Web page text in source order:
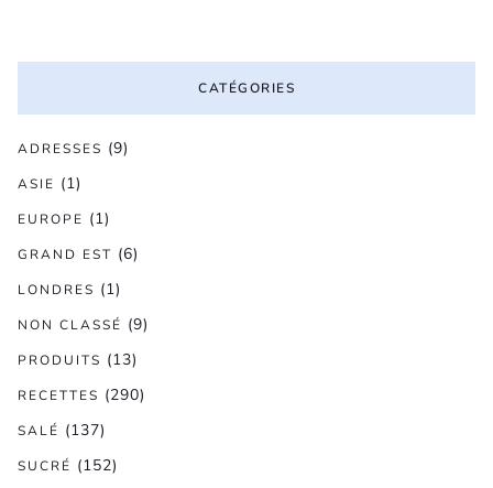
CATÉGORIES
ADRESSES (9)
ASIE (1)
EUROPE (1)
GRAND EST (6)
LONDRES (1)
NON CLASSÉ (9)
PRODUITS (13)
RECETTES (290)
SALÉ (137)
SUCRÉ (152)